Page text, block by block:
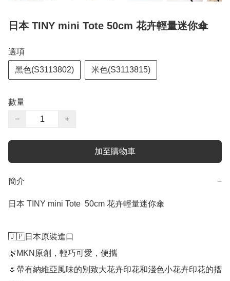
日本 TINY mini Tote 50cm 花卉輕量迷你傘
選項
黑色(S3113802) 米色(S3113815)
數量
−
+
加至購物車
簡介 −
日本 TINY mini Tote  50cm 花卉輕量迷你傘
🇯🇵日本原裝進口
🌿MKN原創，輕巧可愛，便攜
🌷帶有納維亞風味的別致大花卉印花和淺色小花卉印花的摺